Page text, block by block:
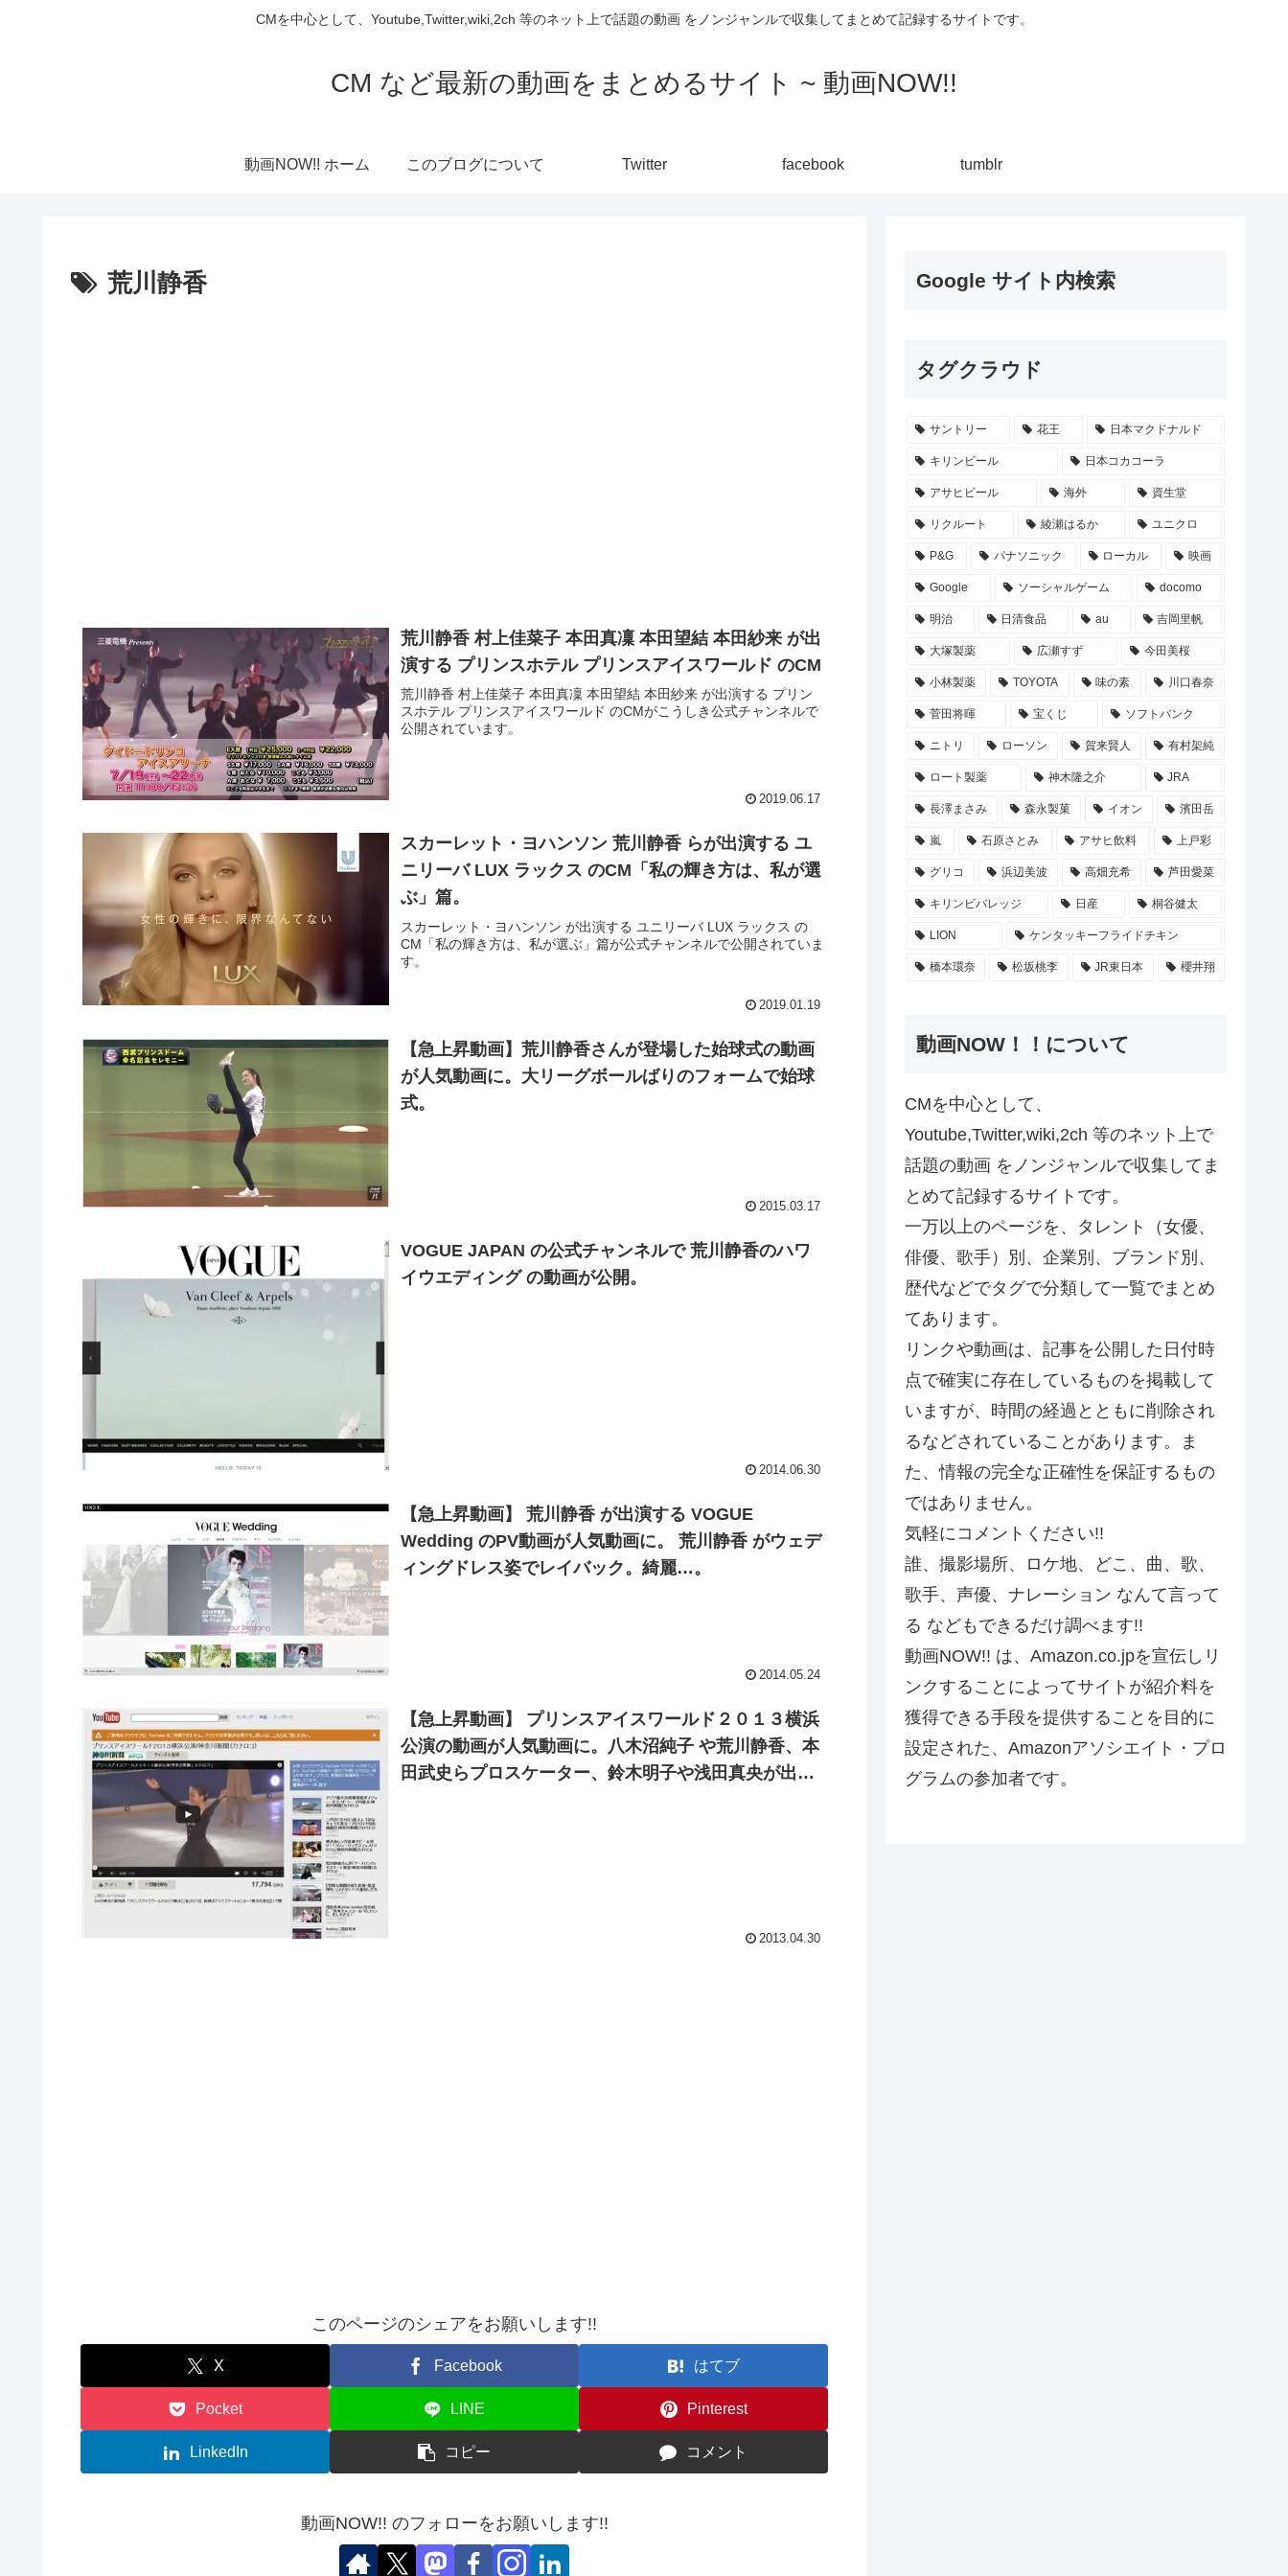
CMを中心として、Youtube,Twitter,wiki,2ch 等のネット上で話題の動画 をノンジャンルで収集してまとめて記録するサイトです。
CM など最新の動画をまとめるサイト ~ 動画NOW!!
動画NOW!! ホーム このブログについて Twitter facebook tumblr
荒川静香
荒川静香 村上佳菜子 本田真凜 本田望結 本田紗来 が出
演する プリンスホテル プリンスアイスワールド のCM
荒川静香 村上佳菜子 本田真凜 本田望結 本田紗来 が出演する プリン
スホテル プリンスアイスワールド のCMがこうしき公式チャンネルで
公開されています。
2019.06.17
スカーレット・ヨハンソン 荒川静香 らが出演する ユ
ニリーバ LUX ラックス のCM「私の輝き方は、私が選
ぶ」篇。
スカーレット・ヨハンソン が出演する ユニリーバ LUX ラックス の
CM「私の輝き方は、私が選ぶ」篇が公式チャンネルで公開されていま
す。
2019.01.19
【急上昇動画】荒川静香さんが登場した始球式の動画
が人気動画に。大リーグボールばりのフォームで始球
式。
2015.03.17
VOGUE JAPAN の公式チャンネルで 荒川静香のハワ
イウエディング の動画が公開。
2014.06.30
【急上昇動画】 荒川静香 が出演する VOGUE
Wedding のPV動画が人気動画に。 荒川静香 がウェデ
ィングドレス姿でレイバック。綺麗…。
2014.05.24
【急上昇動画】 プリンスアイスワールド２０１３横浜
公演の動画が人気動画に。八木沼純子 や荒川静香、本
田武史らプロスケーター、鈴木明子や浅田真央が出
2013.04.30
このページのシェアをお願いします!!
X Facebook はてブ
Pocket LINE Pinterest
LinkedIn コピー コメント
動画NOW!! のフォローをお願いします!!
Google サイト内検索
タグクラウド
サントリー 花王 日本マクドナルド
キリンビール 日本コカコーラ
アサヒビール 海外 資生堂
リクルート 綾瀬はるか ユニクロ
P&G パナソニック ローカル 映画
Google ソーシャルゲーム docomo
明治 日清食品 au 吉岡里帆
大塚製薬 広瀬すず 今田美桜
小林製薬 TOYOTA 味の素 川口春奈
菅田将暉 宝くじ ソフトバンク
ニトリ ローソン 賀来賢人 有村架純
ロート製薬 神木隆之介 JRA
長澤まさみ 森永製菓 イオン 濱田岳
嵐 石原さとみ アサヒ飲料 上戸彩
グリコ 浜辺美波 高畑充希 芦田愛菜
キリンビバレッジ 日産 桐谷健太
LION ケンタッキーフライドチキン
橋本環奈 松坂桃李 JR東日本 櫻井翔
動画NOW！！について
CMを中心として、
Youtube,Twitter,wiki,2ch 等のネット上で
話題の動画 をノンジャンルで収集してま
とめて記録するサイトです。
一万以上のページを、タレント（女優、
俳優、歌手）別、企業別、ブランド別、
歴代などでタグで分類して一覧でまとめ
てあります。
リンクや動画は、記事を公開した日付時
点で確実に存在しているものを掲載して
いますが、時間の経過とともに削除され
るなどされていることがあります。ま
た、情報の完全な正確性を保証するもの
ではありません。
気軽にコメントください!!
誰、撮影場所、ロケ地、どこ、曲、歌、
歌手、声優、ナレーション なんて言って
る などもできるだけ調べます!!
動画NOW!! は、Amazon.co.jpを宣伝しリ
ンクすることによってサイトが紹介料を
獲得できる手段を提供することを目的に
設定された、Amazonアソシエイト・プロ
グラムの参加者です。